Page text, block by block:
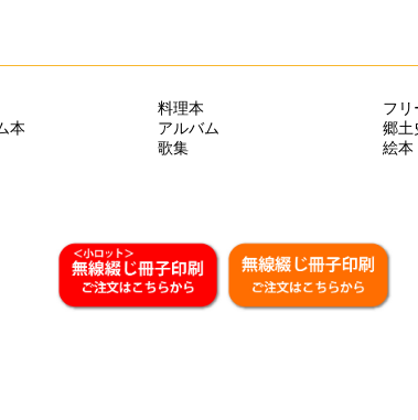
綴じ・A4サイズ 5,000部～50,000部をさらに【値下げ】は
サイズ 100・300・500・1000・2000・3000部をさらに
料理本
フリ
本 アルバム
郷土
歌集
絵本